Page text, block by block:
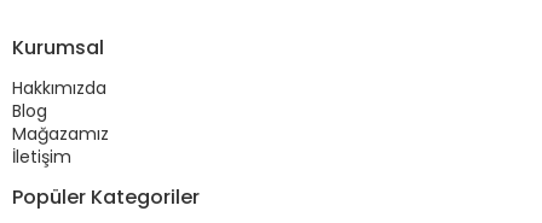
Kurumsal
Hakkımızda
Blog
Mağazamız
İletişim
Popüler Kategoriler